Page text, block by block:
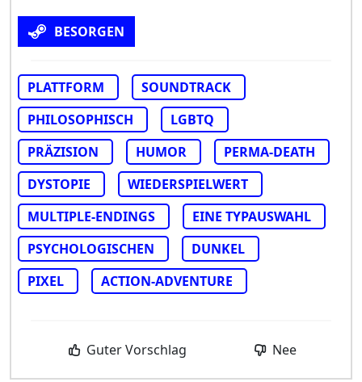
BESORGEN
PLATTFORM
SOUNDTRACK
PHILOSOPHISCH
LGBTQ
PRÄZISION
HUMOR
PERMA-DEATH
DYSTOPIE
WIEDERSPIELWERT
MULTIPLE-ENDINGS
EINE TYPAUSWAHL
PSYCHOLOGISCHEN
DUNKEL
PIXEL
ACTION-ADVENTURE
Guter Vorschlag Nee